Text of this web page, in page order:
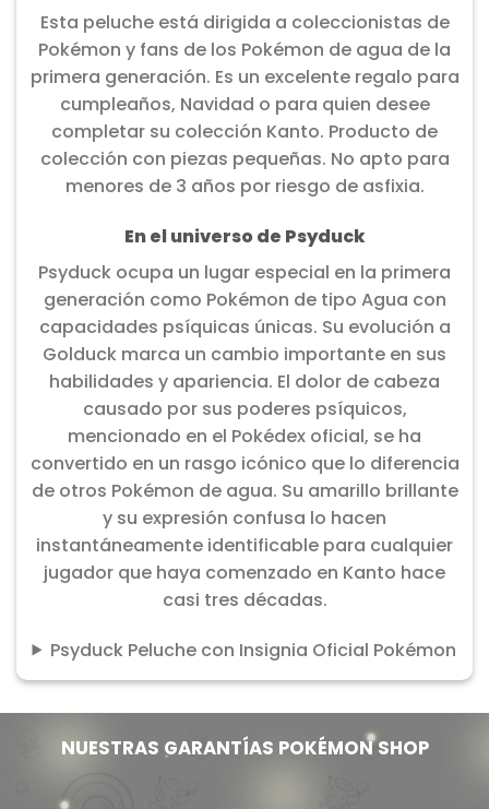
Esta peluche está dirigida a coleccionistas de
Pokémon y fans de los Pokémon de agua de la
primera generación. Es un excelente regalo para
cumpleaños, Navidad o para quien desee
completar su colección Kanto. Producto de
colección con piezas pequeñas. No apto para
menores de 3 años por riesgo de asfixia.
En el universo de Psyduck
Psyduck ocupa un lugar especial en la primera
generación como Pokémon de tipo Agua con
capacidades psíquicas únicas. Su evolución a
Golduck marca un cambio importante en sus
habilidades y apariencia. El dolor de cabeza
causado por sus poderes psíquicos,
mencionado en el Pokédex oficial, se ha
convertido en un rasgo icónico que lo diferencia
de otros Pokémon de agua. Su amarillo brillante
y su expresión confusa lo hacen
instantáneamente identificable para cualquier
jugador que haya comenzado en Kanto hace
casi tres décadas.
Psyduck Peluche con Insignia Oficial Pokémon
NUESTRAS GARANTÍAS POKÉMON SHOP